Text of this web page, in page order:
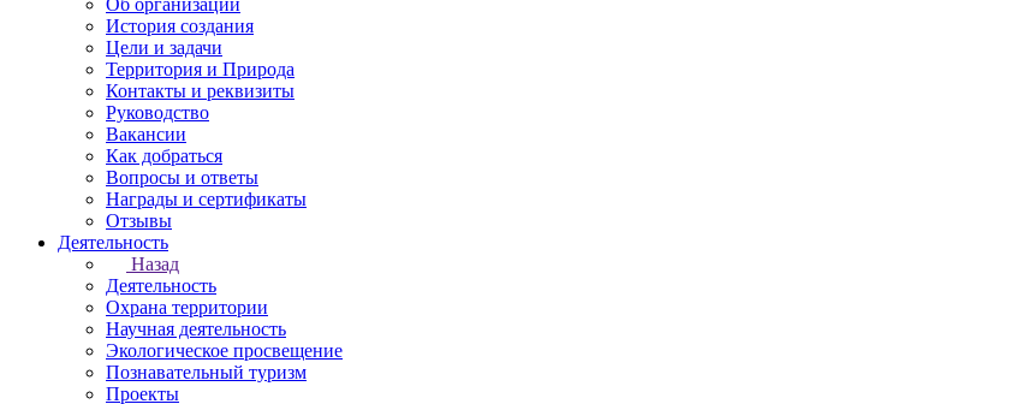
Об организации
История создания
Цели и задачи
Территория и Природа
Контакты и реквизиты
Руководство
Вакансии
Как добраться
Вопросы и ответы
Награды и сертификаты
Отзывы
Деятельность
Назад
Деятельность
Охрана территории
Научная деятельность
Экологическое просвещение
Познавательный туризм
Проекты